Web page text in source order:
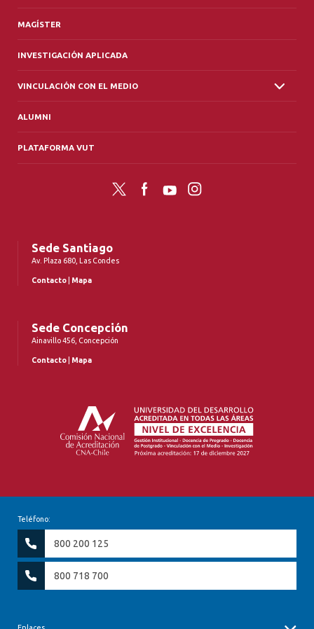
MAGÍSTER
INVESTIGACIÓN APLICADA
VINCULACIÓN CON EL MEDIO
ALUMNI
PLATAFORMA VUT
Twitter FacebookYouTubeInstagram
Sede Santiago
Av. Plaza 680, Las Condes
Contacto Mapa
Sede Concepción
Ainavillo 456, Concepción
Contacto Mapa
Teléfono:
800 200 125
800 718 700
Enlaces